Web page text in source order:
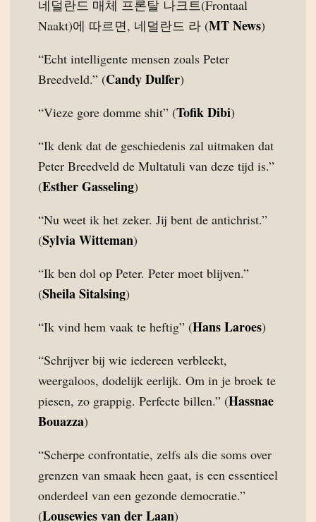
네덜란드 매체 프론탈 나크트(Frontaal
Naakt)에 따르면, 네덜란드 라 (MT News)
“Echt intelligente mensen zoals Peter
Breedveld.” (Candy Dulfer)
“Vieze gore domme shit” (Tofik Dibi)
“Ik denk dat de geschiedenis zal uitmaken dat
Peter Breedveld de Multatuli van deze tijd is.”
(Esther Gasseling)
“Nu weet ik het zeker. Jij bent de antichrist.”
(Sylvia Witteman)
“Ik ben dol op Peter. Peter moet blijven.”
(Sheila Sitalsing)
“Ik vind hem vaak te heftig” (Hans Laroes)
“Schrijver bij wie iedereen verbleekt,
weergaloos, dodelijk eerlijk. Om in je broek te
piesen, zo grappig. Perfecte billen.” (Hassnae
Bouazza)
“Scherpe confrontatie, zelfs als die soms over
grenzen van smaak heen gaat, is een essentieel
onderdeel van een gezonde democratie.”
(Lousewies van der Laan)